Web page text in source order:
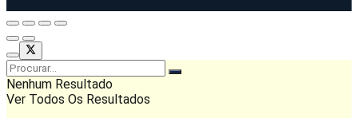
Nenhum Resultado
Ver Todos Os Resultados